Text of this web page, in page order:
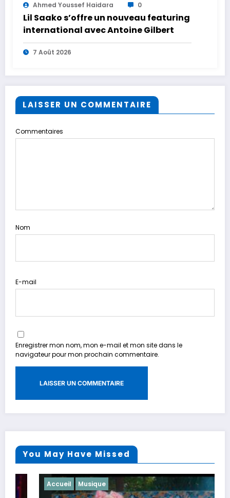
Ahmed Youssef Haidara 0
Lil Saako s’offre un nouveau featuring
international avec Antoine Gilbert
7 Août 2026
LAISSER UN COMMENTAIRE
Commentaires
Nom
E-mail
Enregistrer mon nom, mon e-mail et mon site dans le
navigateur pour mon prochain commentaire.
You May Have Missed
Accueil Musique